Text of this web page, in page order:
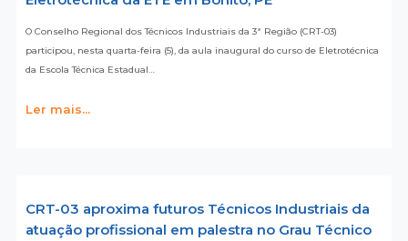
O Conselho Regional dos Técnicos Industriais da 3ª Região (CRT-03)
participou, nesta quarta-feira (5), da aula inaugural do curso de Eletrotécnica
da Escola Técnica Estadual…
Ler mais...
CRT-03 aproxima futuros Técnicos Industriais da
atuação profissional em palestra no Grau Técnico